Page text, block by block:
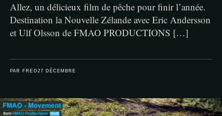
Allez, un délicieux film de pêche pour finir l’année.
Destination la Nouvelle Zélande avec Eric Andersson
et Ulf Olsson de FMAO PRODUCTIONS […]
PAR FRED 27 DÉCEMBRE